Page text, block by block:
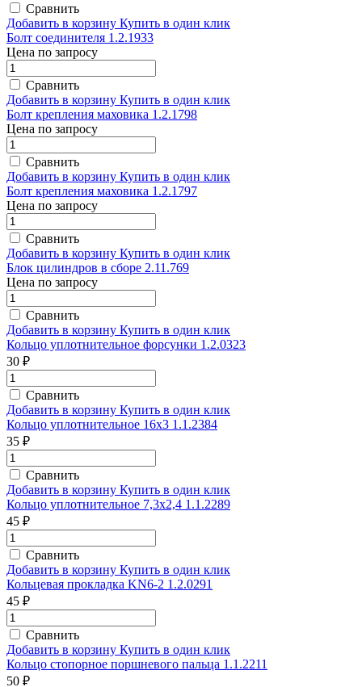
Сравнить
Добавить в корзину Купить в один клик
Болт соединителя 1.2.1933
Цена по запросу
Сравнить
Добавить в корзину Купить в один клик
Болт крепления маховика 1.2.1798
Цена по запросу
Сравнить
Добавить в корзину Купить в один клик
Болт крепления маховика 1.2.1797
Цена по запросу
Сравнить
Добавить в корзину Купить в один клик
Блок цилиндров в сборе 2.11.769
Цена по запросу
Сравнить
Добавить в корзину Купить в один клик
Кольцо уплотнительное форсунки 1.2.0323
30 ₽
Сравнить
Добавить в корзину Купить в один клик
Кольцо уплотнительное 16х3 1.1.2384
35 ₽
Сравнить
Добавить в корзину Купить в один клик
Кольцо уплотнительное 7,3х2,4 1.1.2289
45 ₽
Сравнить
Добавить в корзину Купить в один клик
Кольцевая прокладка KN6-2 1.2.0291
45 ₽
Сравнить
Добавить в корзину Купить в один клик
Кольцо стопорное поршневого пальца 1.1.2211
50 ₽